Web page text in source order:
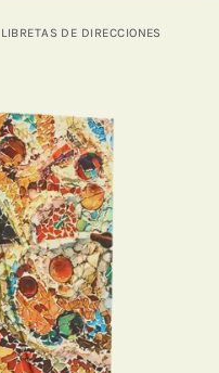
LIBRETAS DE DIRECCIONES